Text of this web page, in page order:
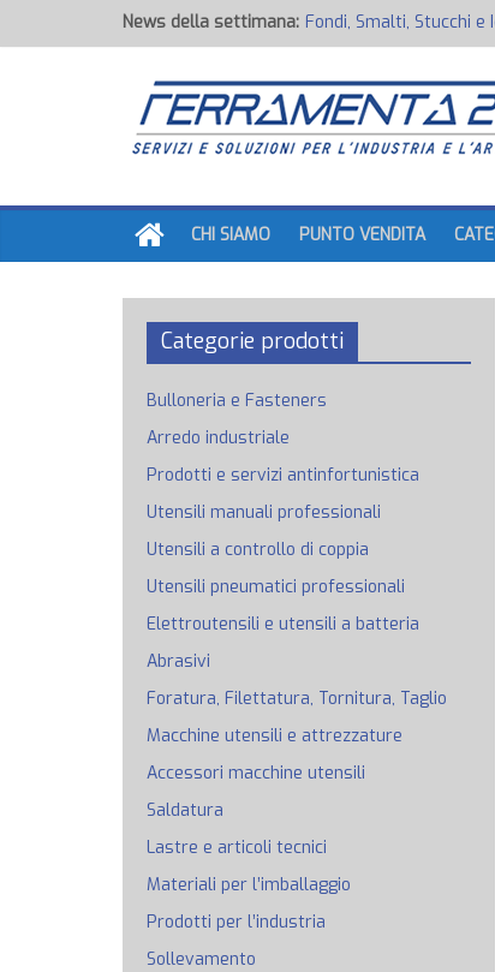
News della settimana: Fondi, Smalti, Stucchi
Potenza Inaspettata
Raccorderia pneumatica
Attrezzature
Ancoraggi chimici
CHI SIAMO PUNTO VENDITA
Categorie prodotti
Bulloneria e Fasteners
Arredo industriale
Prodotti e servizi antinfortunistica
Utensili manuali professionali
Utensili a controllo di coppia
Utensili pneumatici professionali
Elettroutensili e utensili a batteria
Abrasivi
Foratura, Filettatura, Tornitura, Taglio
Macchine utensili e attrezzature
Accessori macchine utensili
Saldatura
Lastre e articoli tecnici
Materiali per l’imballaggio
Prodotti per l’industria
Sollevamento